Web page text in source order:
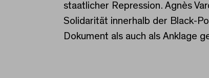
staatlicher Repression. Agnès
Solidarität innerhalb der Black-
Dokument als auch als Anklage